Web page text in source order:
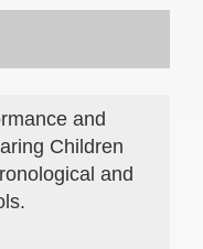
and
Children
and